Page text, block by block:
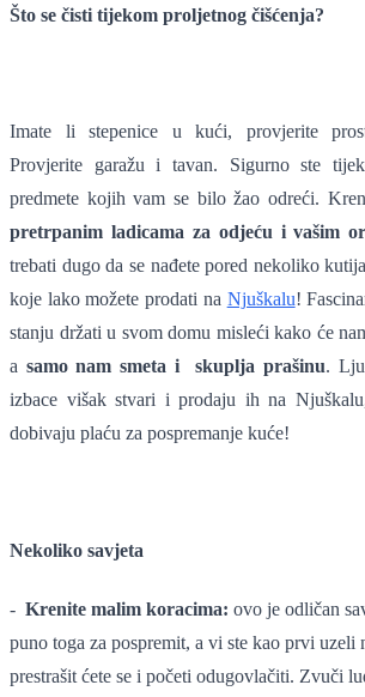
Što se čisti tijekom proljetnog čišćenja?
Imate li stepenice u kući, provjerite
Provjerite garažu i tavan. Sigurno ste
predmete kojih vam se bilo žao odreći.
pretrpanim ladicama za odjeću i vašim
trebati dugo da se nađete pored nekoliko
koje lako možete prodati na Njuškalu!
stanju držati u svom domu misleći kako će
a samo nam smeta i skuplja prašinu.
izbace višak stvari i prodaju ih na
dobivaju plaću za pospremanje kuće!
Nekoliko savjeta
- Krenite malim koracima: ovo je odličan
puno toga za pospremit, a vi ste kao prvi uzeli
prestrašit ćete se i početi odugovlačiti. Zvuči